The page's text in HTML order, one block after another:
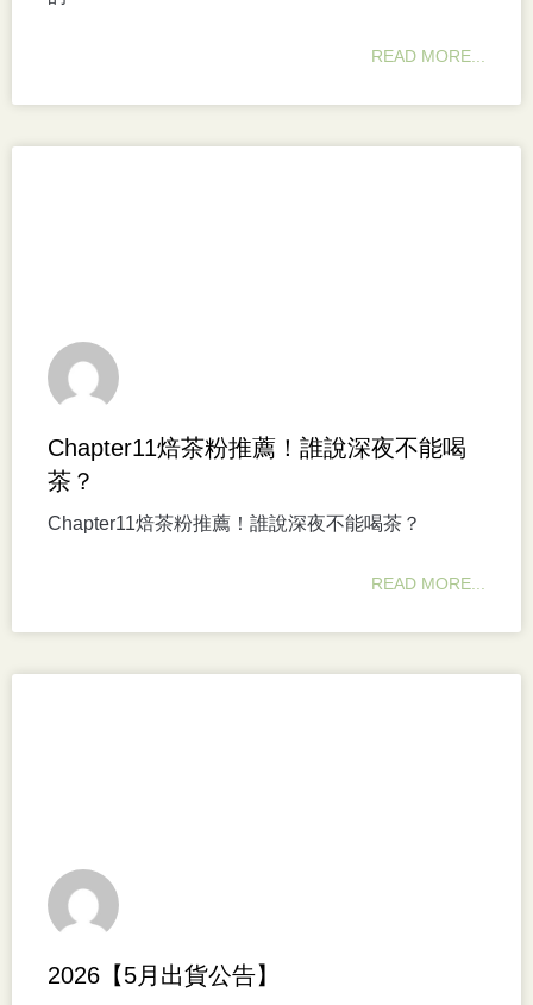
READ MORE...
Chapter11焙茶粉推薦！誰說深夜不能喝
茶？
Chapter11焙茶粉推薦！誰說深夜不能喝茶？
READ MORE...
2026【5月出貨公告】